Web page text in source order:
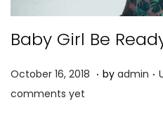
Baby Girl Be
P
o
October 16, 2018 O. by admin .
comments yet